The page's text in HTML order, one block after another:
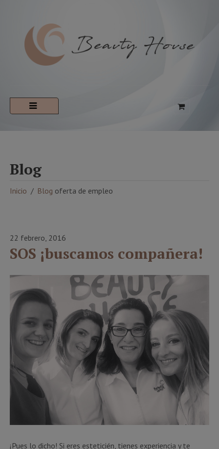
Blog
Inicio Blog oferta de empleo
22 febrero, 2016
SOS ¡buscamos compañera!
¡Pues lo dicho! Si eres esteticién, tienes experiencia y te